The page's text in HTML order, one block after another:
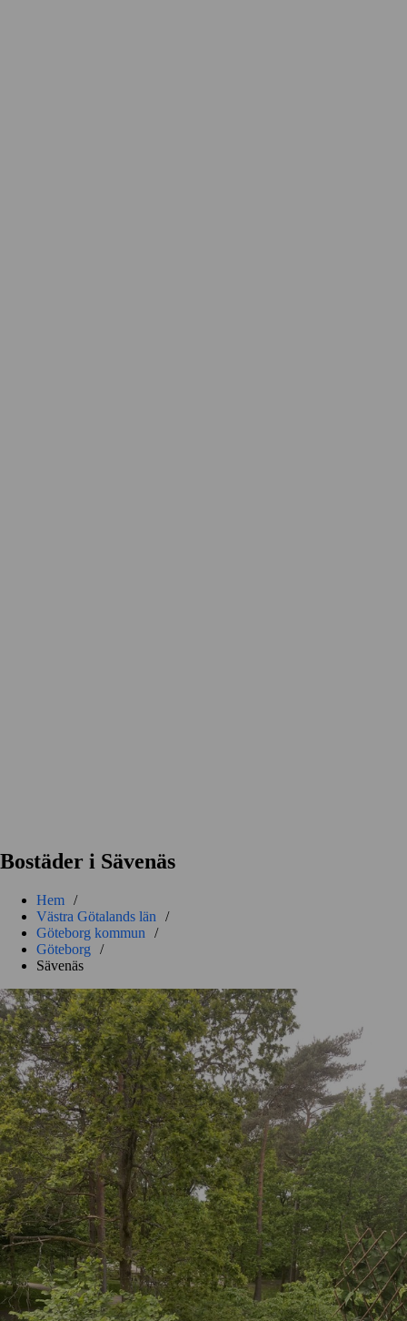
Bostäder i Sävenäs
Hem /
Västra Götalands län
/
Göteborg kommun
/
Göteborg
/
Sävenäs